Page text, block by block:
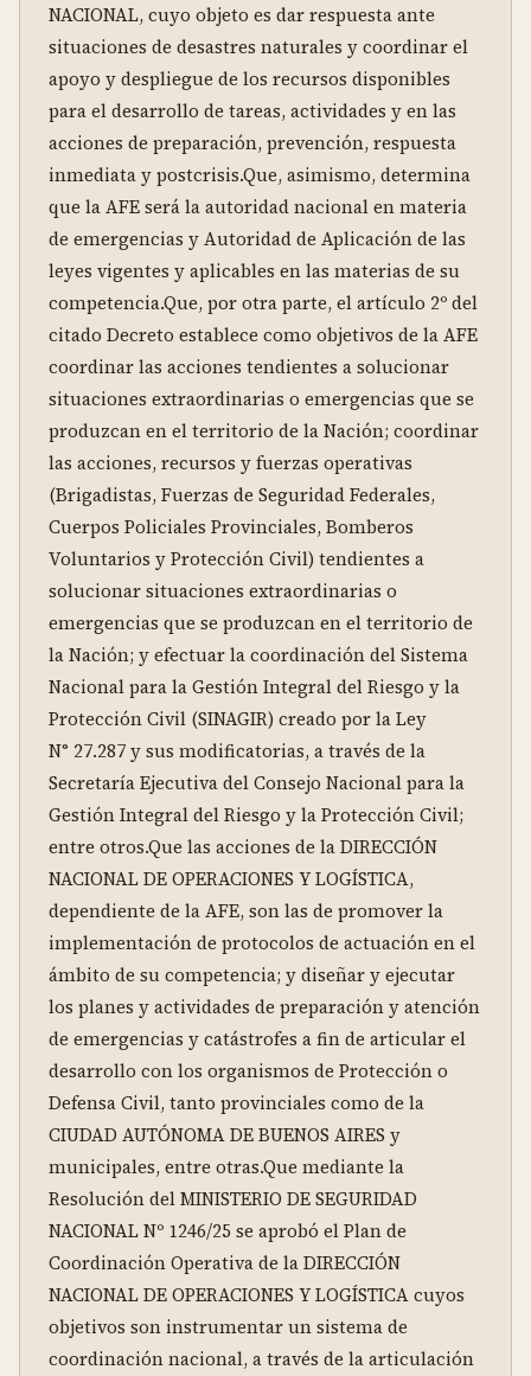
NACIONAL, cuyo objeto es dar respuesta ante
situaciones de desastres naturales y coordinar el
apoyo y despliegue de los recursos disponibles
para el desarrollo de tareas, actividades y en las
acciones de preparación, prevención, respuesta
inmediata y postcrisis.Que, asimismo, determina
que la AFE será la autoridad nacional en materia
de emergencias y Autoridad de Aplicación de las
leyes vigentes y aplicables en las materias de su
competencia.Que, por otra parte, el artículo 2º del
citado Decreto establece como objetivos de la AFE
coordinar las acciones tendientes a solucionar
situaciones extraordinarias o emergencias que se
produzcan en el territorio de la Nación; coordinar
las acciones, recursos y fuerzas operativas
(Brigadistas, Fuerzas de Seguridad Federales,
Cuerpos Policiales Provinciales, Bomberos
Voluntarios y Protección Civil) tendientes a
solucionar situaciones extraordinarias o
emergencias que se produzcan en el territorio de
la Nación; y efectuar la coordinación del Sistema
Nacional para la Gestión Integral del Riesgo y la
Protección Civil (SINAGIR) creado por la Ley
N° 27.287 y sus modificatorias, a través de la
Secretaría Ejecutiva del Consejo Nacional para la
Gestión Integral del Riesgo y la Protección Civil;
entre otros.Que las acciones de la DIRECCIÓN
NACIONAL DE OPERACIONES Y LOGÍSTICA,
dependiente de la AFE, son las de promover la
implementación de protocolos de actuación en el
ámbito de su competencia; y diseñar y ejecutar
los planes y actividades de preparación y atención
de emergencias y catástrofes a fin de articular el
desarrollo con los organismos de Protección o
Defensa Civil, tanto provinciales como de la
CIUDAD AUTÓNOMA DE BUENOS AIRES y
municipales, entre otras.Que mediante la
Resolución del MINISTERIO DE SEGURIDAD
NACIONAL Nº 1246/25 se aprobó el Plan de
Coordinación Operativa de la DIRECCIÓN
NACIONAL DE OPERACIONES Y LOGÍSTICA cuyos
objetivos son instrumentar un sistema de
coordinación nacional, a través de la articulación